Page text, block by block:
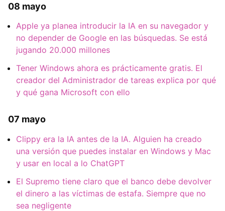
08 mayo
Apple ya planea introducir la IA en su navegador y
no depender de Google en las búsquedas. Se está
jugando 20.000 millones
Tener Windows ahora es prácticamente gratis. El
creador del Administrador de tareas explica por qué
y qué gana Microsoft con ello
07 mayo
Clippy era la IA antes de la IA. Alguien ha creado
una versión que puedes instalar en Windows y Mac
y usar en local a lo ChatGPT
El Supremo tiene claro que el banco debe devolver
el dinero a las víctimas de estafa. Siempre que no
sea negligente